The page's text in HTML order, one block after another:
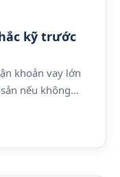
kỹ trước
khoản vay lớn
nếu không…